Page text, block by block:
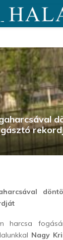
harcsa
Nagy